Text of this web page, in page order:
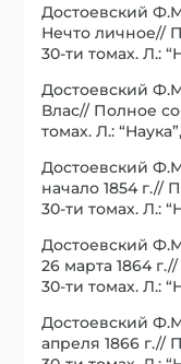
Достоевский
Нечто личное//
30-ти томах. Л.:
Достоевский
Влас// Полное
томах. Л.:
Достоевский
начало 1854 г.//
30-ти томах. Л.:
Достоевский
26 марта 1864
30-ти томах. Л.:
Достоевский
апреля 1866 г.//